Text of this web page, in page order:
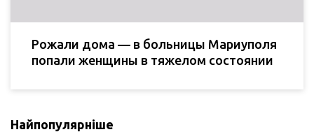
Рожали дома — в больницы Мариуполя
попали женщины в тяжелом состоянии
Найпопулярніше